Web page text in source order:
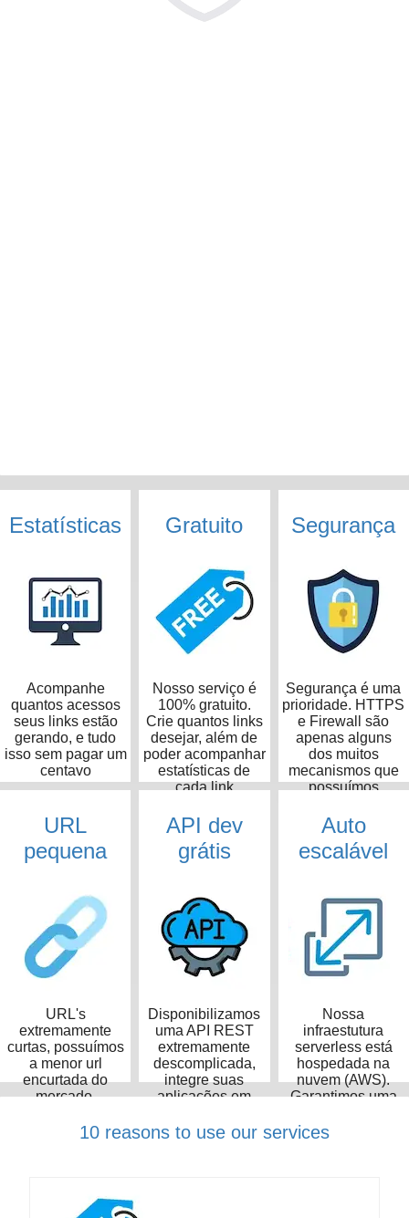
Estatísticas
Acompanhe
quantos acessos
seus links estão
gerando, e tudo
isso sem pagar um
centavo
Gratuito
Nosso serviço é
100% gratuito.
Crie quantos links
desejar, além de
poder acompanhar
estatísticas de
cada link
Segurança
Segurança é uma
prioridade. HTTPS
e Firewall são
apenas alguns
dos muitos
mecanismos que
possuímos
URL
pequena
URL's
extremamente
curtas, possuímos
a menor url
encurtada do
mercado,
14 caracteres
API dev
grátis
Disponibilizamos
uma API REST
extremamente
descomplicada,
integre suas
aplicações em
Auto
escalável
Nossa
infraestutura
serverless está
hospedada na
nuvem (AWS).
Garantimos uma
disponibilidade de
10 reasons to use our services